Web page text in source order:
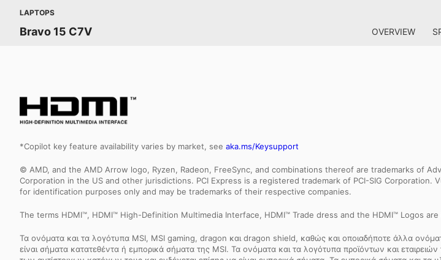
LAPTOPS
Bravo 15 C7V OVERVIEW
*Copilot key feature availability varies by market, see aka.ms/Keysupport
© AMD, and the AMD Arrow logo, Ryzen, Radeon, FreeSync, and combinations thereof are trademarks of
Corporation in the US and other jurisdictions. PCI Express is a registered trademark of PCI-SIG
for identification purposes only and may be trademarks of their respective companies.
The terms HDMI™, HDMI™ High-Definition Multimedia Interface, HDMI™ Trade dress and the HDMI™ Logos
Τα ονόματα και τα λογότυπα MSI, MSI gaming, dragon και dragon shield, καθώς και οποιαδήποτε άλλα
είναι σήματα κατατεθέντα ή εμπορικά σήματα της MSI. Τα ονόματα και τα λογότυπα προϊόντων και εταιρειών